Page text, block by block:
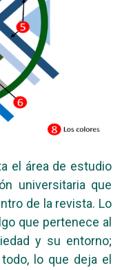
el área de estudio
universitaria que
de la revista. Lo
que pertenece al
y su entorno;
lo que deja el